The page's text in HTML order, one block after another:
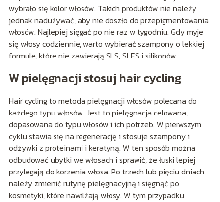
wybrało się kolor włosów. Takich produktów nie należy
jednak nadużywać, aby nie doszło do przepigmentowania
włosów. Najlepiej sięgać po nie raz w tygodniu. Gdy myje
się włosy codziennie, warto wybierać szampony o lekkiej
formule, które nie zawierają SLS, SLES i silikonów.
W pielęgnacji stosuj hair cycling
Hair cycling to metoda pielęgnacji włosów polecana do
każdego typu włosów. Jest to pielęgnacja celowana,
dopasowana do typu włosów i ich potrzeb. W pierwszym
cyklu stawia się na regenerację i stosuje szampony i
odżywki z proteinami i keratyną. W ten sposób można
odbudować ubytki we włosach i sprawić, że łuski lepiej
przylegają do korzenia włosa. Po trzech lub pięciu dniach
należy zmienić rutynę pielęgnacyjną i sięgnąć po
kosmetyki, które nawilżają włosy. W tym przypadku